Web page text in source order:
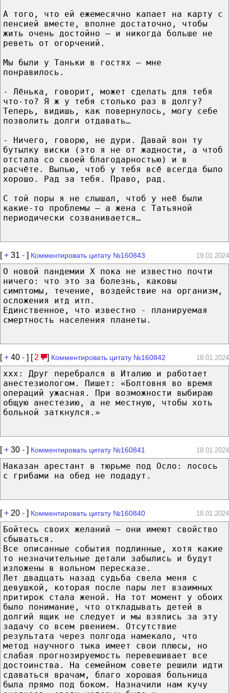
А того, что ей ежемесячно капает на карту с
пенсией вместе, вполне достаточно, чтобы
жить очень достойно – и никогда больше не
реветь от огорчений.
Мы были у Таньки в гостях – мне
понравилось.
- Лёнька, говорит, может сделать для тебя
что-то? Я ж у тебя столько раз в долгу?
Теперь, видишь, как повернулось, могу себе
позволить долги отдавать…
- Ничего, говорю, не дури. Давай вон ту
бутылку виски (это я не от жадности, а чтоб
отстала со своей благодарностью) и в
расчёте. Выпью, чтоб у тебя всё всегда было
хорошо. Рад за тебя. Право, рад.
С той поры я не слышал, чтоб у неё были
какие-то проблемы – а жена с Татьяной
периодически созванивается…
[+ 31 - ] Комментировать цитату №160843 19.01.2024
О новой пандемии Х пока не известно почти
ничего: что это за болезнь, каковы
симптомы, течение, воздействие на организм,
осложения итд итп.
Единственное, что известно - планируемая
смертность населения планеты.
[+ 40 - ] [ 2 ] Комментировать цитату №160842 18.01.2024
xxx: Друг перебрался в Италию и работает
анестезиологом. Пишет: «Болтовня во время
операций ужасная. При возможности выбираю
общую анестезию, а не местную, чтобы хоть
больной заткнулся.»
[+ 30 - ] Комментировать цитату №160841 18.01.2024
Наказан арестант в тюрьме под Осло: лосось
с грибами на обед не подадут.
[+ 20 - ] Комментировать цитату №160840 18.01.2024
Бойтесь своих желаний — они имеют свойство
сбываться.
Все описанные события подлинные, хотя какие
то незначительные детали забылись и будут
изложены в вольном пересказе.
Лет двадцать назад судьба свела меня с
девушкой, которая после пары лет взаимных
притирок стала женой. На тот момент у обоих
было понимание, что откладывать детей в
долгий ящик не следует и мы взялись за эту
задачу со всем рвением. Отсутствие
результата через полгода намекало, что
метод научного тыка имеет свои плюсы, но
слабая прогнозируемость перевешивает все
достоинства. На семейном совете решили идти
сдаваться врачам, благо хорошая больница
была прямо под боком. Назначили нам кучу